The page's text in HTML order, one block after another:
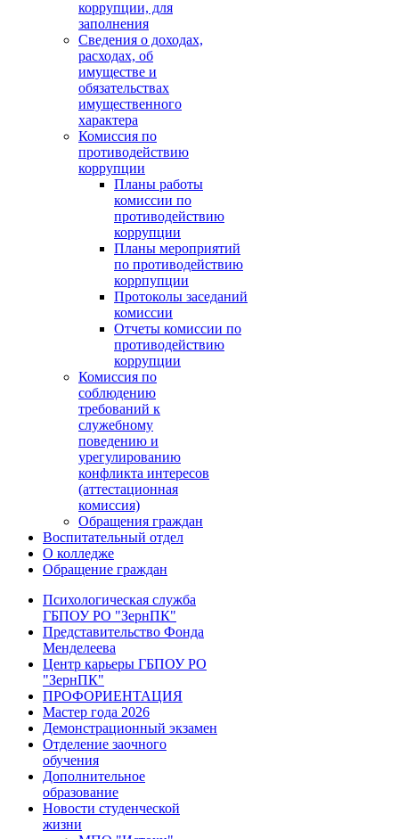
коррупции, для
заполнения
Сведения о доходах,
расходах, об
имуществе и
обязательствах
имущественного
характера
Комиссия по
противодействию
коррупции
Планы работы
комиссии по
противодействию
коррупции
Планы мероприятий
по противодействию
коррпупции
Протоколы заседаний
комиссии
Отчеты комиссии по
противодействию
коррупции
Комиссия по
соблюдению
требований к
служебному
поведению и
урегулированию
конфликта интересов
(аттестационная
комиссия)
Обращения граждан
Воспитательный отдел
О колледже
Обращение граждан
Психологическая служба
ГБПОУ РО "ЗернПК"
Представительство Фонда
Менделеева
Центр карьеры ГБПОУ РО
"ЗернПК"
ПРОФОРИЕНТАЦИЯ
Мастер года 2026
Демонстрационный экзамен
Отделение заочного
обучения
Дополнительное
образование
Новости студенческой
жизни